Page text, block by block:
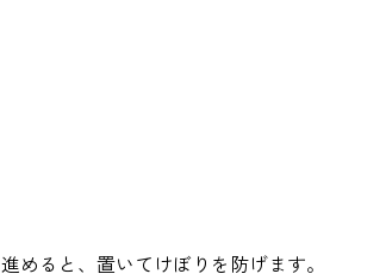
進めると、置いてけぼりを防げます。